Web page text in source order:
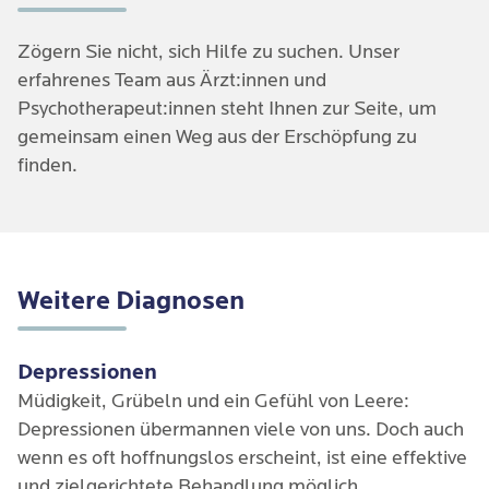
weiter verstärkt und die Belastbarkeit im Beruf weiter
Unterrichts leidet und damit auch die Zufriedenheit
der Schüler:innen und Eltern.
essenziell, diesen Stress frühzeitig zu erkennen und
vermeiden.
Zögern Sie nicht, sich Hilfe zu suchen. Unser
erfahrenes Team aus Ärzt:innen und
Psychotherapeut:innen steht Ihnen zur Seite, um
gemeinsam einen Weg aus der Erschöpfung zu
finden.
Weitere Diagnosen
Depressionen
Müdigkeit, Grübeln und ein Gefühl von Leere:
Depressionen übermannen viele von uns. Doch auch
wenn es oft hoffnungslos erscheint, ist eine effektive